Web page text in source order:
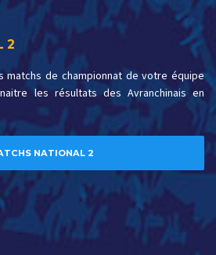
2
matchs de championnat de votre équipe
les résultats des Avranchinais en
NATIONAL 2